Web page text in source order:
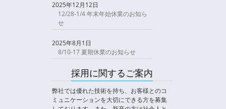
2025年12月12日
12/28-1/4 年末年始休業のお知ら
せ
2025年8月1日
8/10-17 夏期休業のお知らせ
採用に関するご案内
弊社では優れた技術を持ち、お客様とのコ
ミュニケーションを大切にできる方を募集